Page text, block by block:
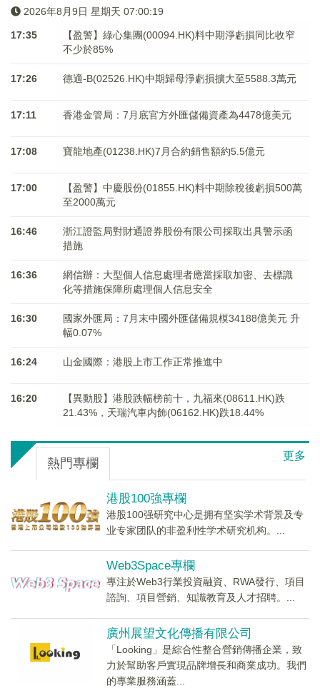
2026年8月9日 星期天 07:00:20
17:35
【盈警】綠心集團(00094.HK)料中期淨虧損同比收窄
不少於85%
17:26 德適-B(02526.HK)中期歸母淨虧損擴大至5588.3萬元
17:11 香港金管局：7月底官方外匯儲備資產為4478億美元
17:08 寶龍地產(01238.HK)7月合約銷售額約5.5億元
17:00
【盈警】中慶股份(01855.HK)料中期除稅後虧損500萬
至2000萬元
16:46
浙江證監局對財通證券股份有限公司採取出具警示函
措施
16:36
網信辦：大型個人信息處理者應當採取加密、去標識
化等措施保障所處理個人信息安全
16:30
國家外匯局：7月末中國外匯儲備規模34188億美元 升
幅0.07%
16:24 山金國際：港股上市工作正常推進中
16:20
【異動股】港股跌幅榜前十，九福來(08611.HK)跌
21.43%，天瑞汽車内飾(06162.HK)跌18.44%
更多
熱門專欄
港股100強專欄
港股100强研究中心是拥有坚实学术背景及专
业专家团队的非盈利性学术研究机构。...
Web3Space專欄
專注於Web3行業投資融資、RWA發行、項目
諮詢、項目營銷、知識教育及人才招聘。...
廣州展望文化傳播有限公司
「Looking」是綜合性整合營銷傳播企業，致
力於幫助客戶實現品牌增長和商業成功。我們
的專業服務涵蓋...